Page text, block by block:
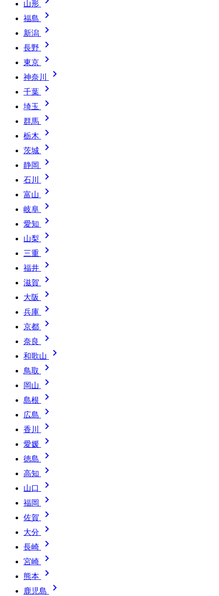
山形
福島 
新潟 
長野 
東京 
神奈川 
千葉 
埼玉 
群馬 
栃木 
茨城 
静岡 
石川 
富山 
岐阜 
愛知 
山梨 
三重 
福井 
滋賀 
大阪 
兵庫 
京都 
奈良 
和歌山 
鳥取 
岡山 
島根 
広島 
香川 
愛媛 
徳島 
高知 
山口 
福岡 
佐賀 
大分 
長崎 
宮崎 
熊本 
鹿児島 